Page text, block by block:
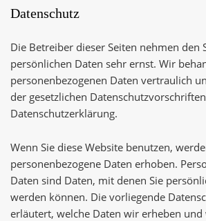
Datenschutz
Die Betreiber dieser Seiten nehmen den
persönlichen Daten sehr ernst. Wir
personenbezogenen Daten vertraulich
der gesetzlichen
Datenschutzerklärung.
Wenn Sie diese Website benutzen,
personenbezogene Daten erhoben.
Daten sind Daten, mit denen Sie
werden können. Die vorliegende
erläutert, welche Daten wir erheben